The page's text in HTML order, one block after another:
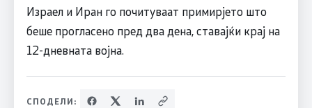
Израел и Иран го почитуваат примирјето што
беше прогласено пред два дена, ставајќи крај на
12-дневната војна.
СПОДЕЛИ: